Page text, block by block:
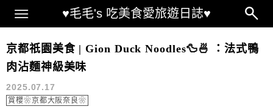
♥毛毛's 吃美食愛旅遊日誌♥
Main Menu
京都鴨料理
京都祇園美食 | Gion Duck Noodles🦆🍜 ：法式鴨
肉沾麵神級美味
2025.07.17
賞櫻❀京都大阪奈良❀